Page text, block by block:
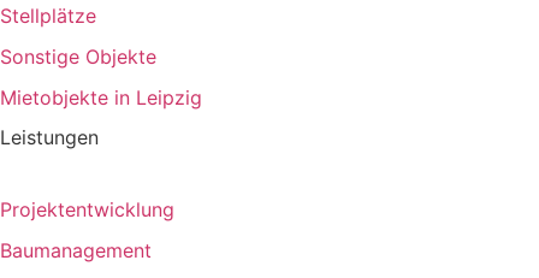
Stellplätze
Sonstige Objekte
Mietobjekte in Leipzig
Leistungen
Projektentwicklung
Baumanagement